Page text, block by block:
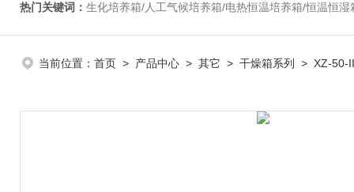
热门关键词： 生化培养箱/人工气候培养箱/电热恒温培养箱/恒温恒湿箱/光照培养箱/二氧化碳培养箱
当前位置： 首页 > 产品中心 > 其它 > 干燥箱系列 > XZ-50-